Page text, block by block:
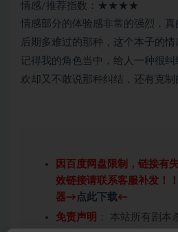
情感/推荐指数：★★★★
情感部分的体验感非常的强烈，
后期多难过的那种，这个本子的
记得我的角色当中，给人一种很
欢却又不敢说那种纠结，还有克制
因百度网盘限制，链接有
效链接请联系客服补发！
器→ 点此下载←
免责声明 ： 本站所有剧本